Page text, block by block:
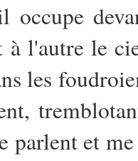
occupe
l'autre le
les
parlent et